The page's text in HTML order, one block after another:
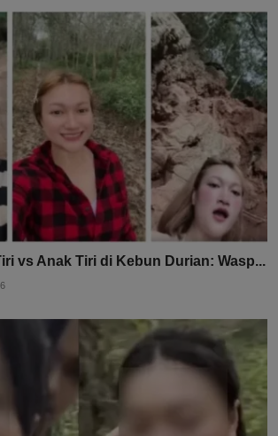
vs Anak Tiri di Kebun Durian: Wasp...